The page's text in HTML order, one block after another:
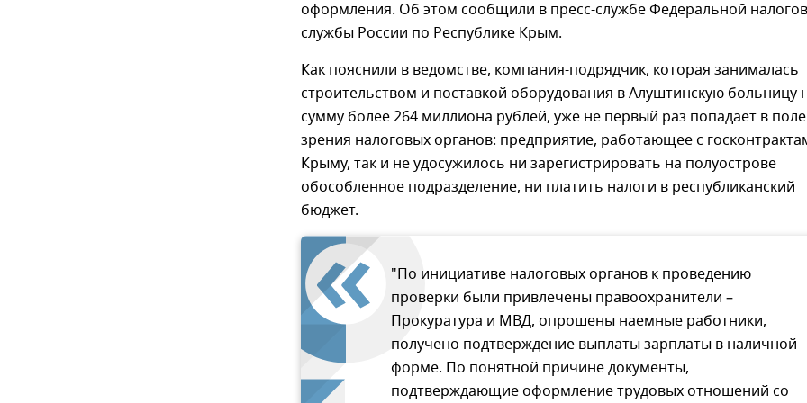
оформления. Об этом сообщили в пресс-службе Федеральной
службы России по Республике Крым.
Как пояснили в ведомстве, компания-подрядчик, которая занималась
строительством и поставкой оборудования в Алуштинскую больницу
сумму более 264 миллиона рублей, уже не первый раз попадает в поле
зрения налоговых органов: предприятие, работающее с
Крыму, так и не удосужилось ни зарегистрировать на полуострове
обособленное подразделение, ни платить налоги в республиканский
бюджет.
"По инициативе налоговых органов к проведению
проверки были привлечены правоохранители –
Прокуратура и МВД, опрошены наемные работники,
получено подтверждение выплаты зарплаты в наличной
форме. По понятной причине документы,
подтверждающие оформление трудовых отношений со